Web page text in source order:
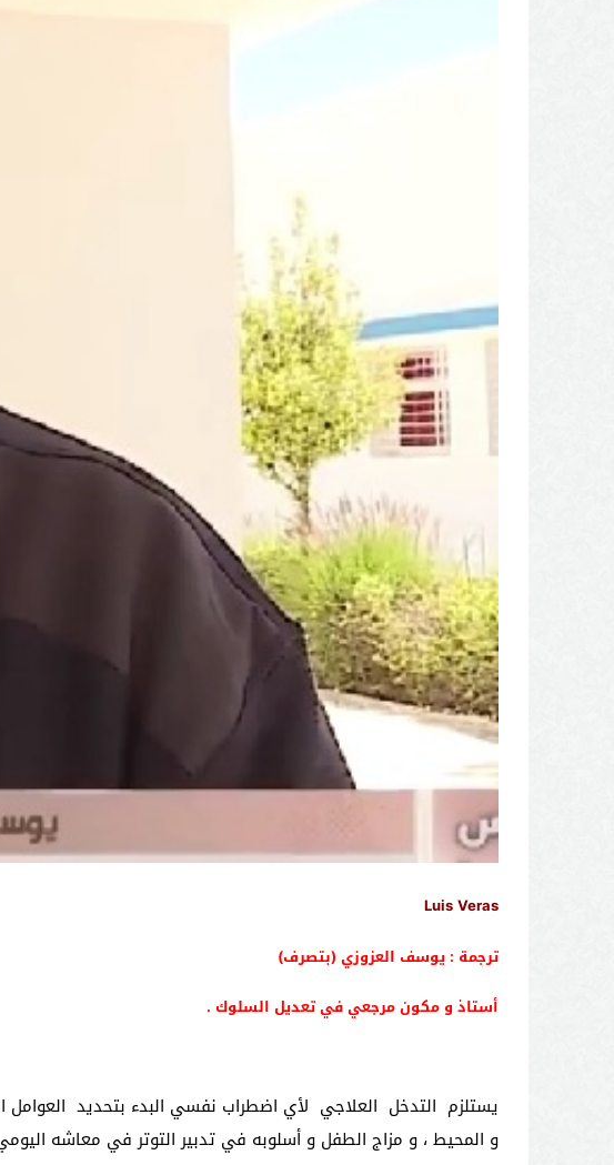
Luis Veras
ترجمة : يوسف العزوزي (بتصرف)
أستاذ و مكون مرجعي في تعديل السلوك .
يستلزم التدخل العلاجي لأي اضطراب نفسي البدء بتحديد العوامل
و المحيط ، و مزاج الطفل و أسلوبه في تدبير التوتر في معاشه